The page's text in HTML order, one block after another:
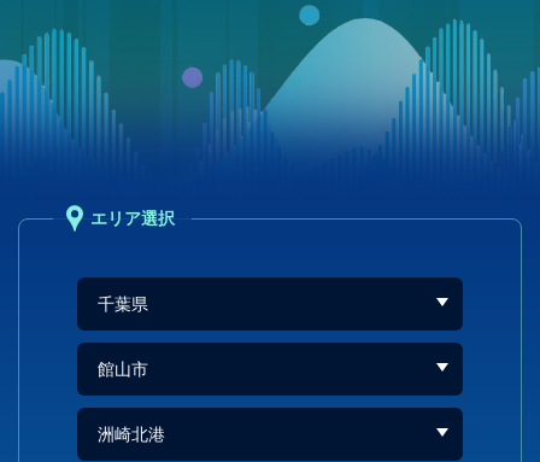
エリア選択